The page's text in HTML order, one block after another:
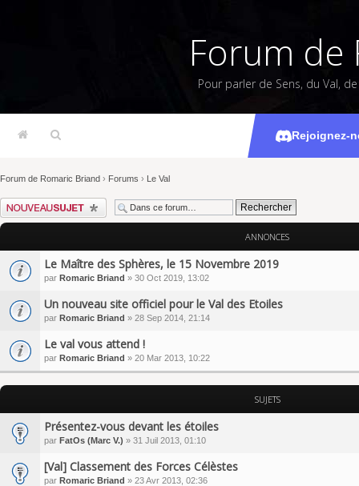
Forum de
Pour parler de Sens, du Val,
Rejoignez-
Forum de Romaric Briand › Forums › Le Val
Écrire un nouveau sujet
ANNONCES
Le Maître des Sphères, le 15 Novembre 2019
par Romaric Briand » 30 Oct 2019, 13:02
Un nouveau site officiel pour le Val des Etoiles
par Romaric Briand » 28 Sep 2014, 21:14
Le val vous attend !
par Romaric Briand » 20 Mar 2013, 10:22
SUJETS
Présentez-vous devant les étoiles
par FatOs (Marc V.) » 31 Juil 2013, 01:10
[Val] Classement des Forces Célèstes
par Romaric Briand » 23 Avr 2013, 02:36